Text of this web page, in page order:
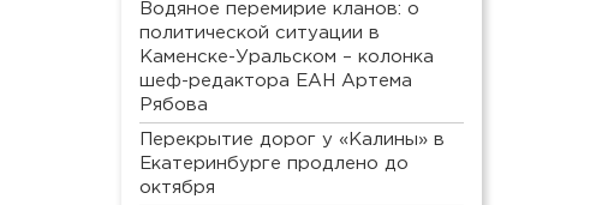
Водяное перемирие кланов: о
политической ситуации в
Каменске-Уральском – колонка
шеф-редактора ЕАН Артема
Рябова
Перекрытие дорог у «Калины» в
Екатеринбурге продлено до
октября